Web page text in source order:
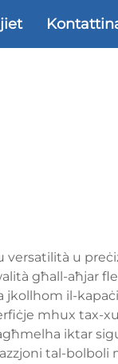
u
għall-aħjar
jkollhom il-
mhux tax-
iktar
tal-bolboli